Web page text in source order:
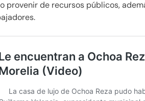
provenir de recursos públicos,